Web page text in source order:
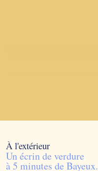
À l'extérieur
Un écrin de verdure
à 5 minutes de Bayeux.